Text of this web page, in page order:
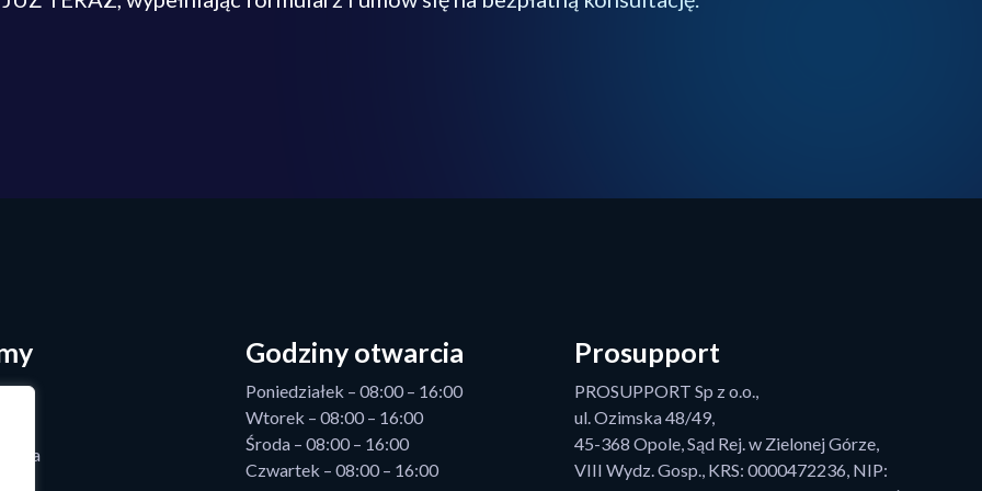
Azja
Godziny otwarcia
Poniedziałek – 08:00 – 16:00
Wtorek – 08:00 – 16:00
Środa – 08:00 – 16:00
Czwartek – 08:00 – 16:00
Prosupport
PROSUPPORT Sp z o.o.,
ul. Ozimska 48/49,
45-368 Opole, Sąd Rej. w Zielonej Górze,
VIII Wydz. Gosp., KRS: 0000472236, NIP: